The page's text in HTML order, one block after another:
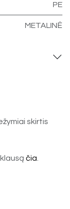
PE
METALINĖ
skirtis
čia